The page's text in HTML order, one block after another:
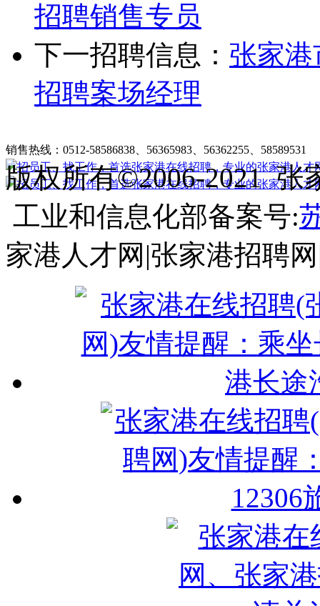
招聘销售专员
下一招聘信息： 张家
招聘案场经理
销售热线：0512-58586838、56365983、56362255、58589531
版权所有©2006-2021 张
工业和信息化部备案号:
家港人才网|张家港招聘